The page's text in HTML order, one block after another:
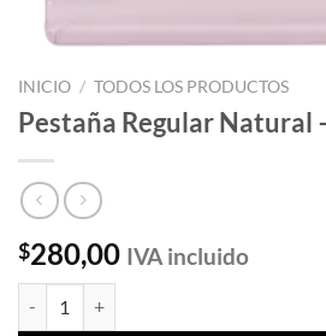
INICIO / TODOS LOS PRODUCTOS
Pestaña Regular Natural
$280,00 IVA incluido